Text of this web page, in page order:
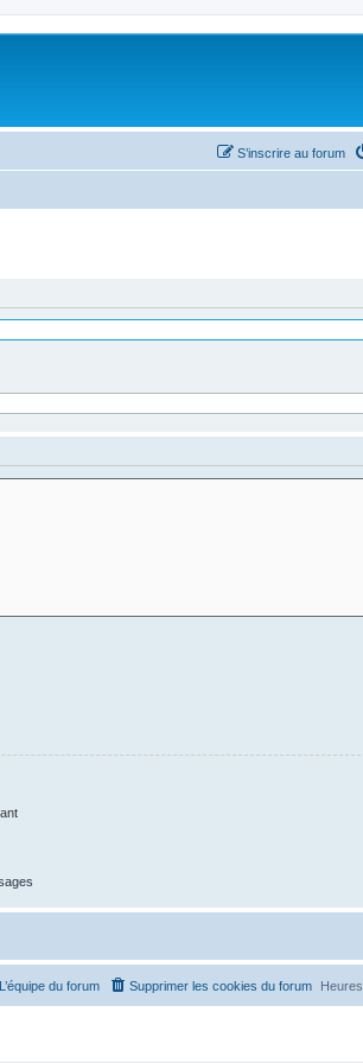
S’inscrire au forum
Supprimer les cookies du forum
L’équipe du forum